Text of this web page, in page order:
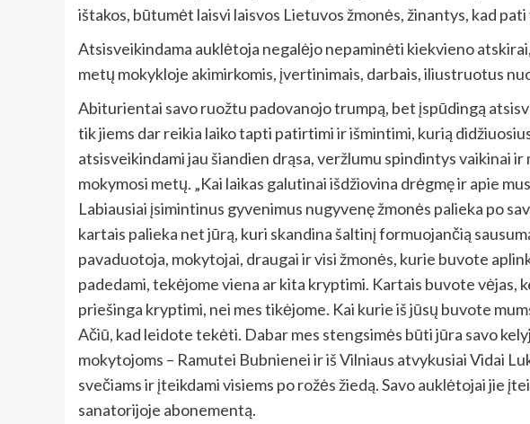
ištakos, būtumėt laisvi laisvos Lietuvos žmonės, žinantys, kad
Atsisveikindama auklėtoja negalėjo nepaminėti kiekvieno
metų mokykloje akimirkomis, įvertinimais, darbais, iliustruotus
Abiturientai savo ruožtu padovanojo trumpą, bet įspūdingą
tik jiems dar reikia laiko tapti patirtimi ir išmintimi, kurią
atsisveikindami jau šiandien drąsa, veržlumu spindintys vaikinai
mokymosi metų. „Kai laikas galutinai išdžiovina drėgmę ir apie
Labiausiai įsimintinus gyvenimus nugyvenę žmonės palieka po
kartais palieka net jūrą, kuri skandina šaltinį formuojančią
pavaduotoja, mokytojai, draugai ir visi žmonės, kurie buvote
padedami, tekėjome viena ar kita kryptimi. Kartais buvote vėjas,
priešinga kryptimi, nei mes tikėjome. Kai kurie iš jūsų buvote
Ačiū, kad leidote tekėti. Dabar mes stengsimės būti jūra savo
mokytojoms – Ramutei Bubnienei ir iš Vilniaus atvykusiai Vidai
svečiams ir įteikdami visiems po rožės žiedą. Savo auklėtojai jie
sanatorijoje abonementą.